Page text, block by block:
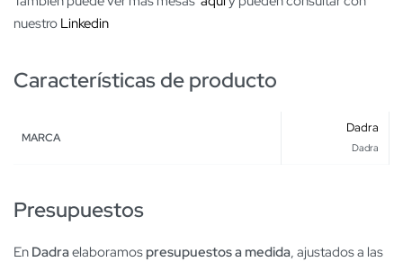
nuestro Linkedin
Características de producto
MARCA
Dadra
Dadra
Presupuestos
En Dadraelaboramos presupuestos a medida, ajustados a las